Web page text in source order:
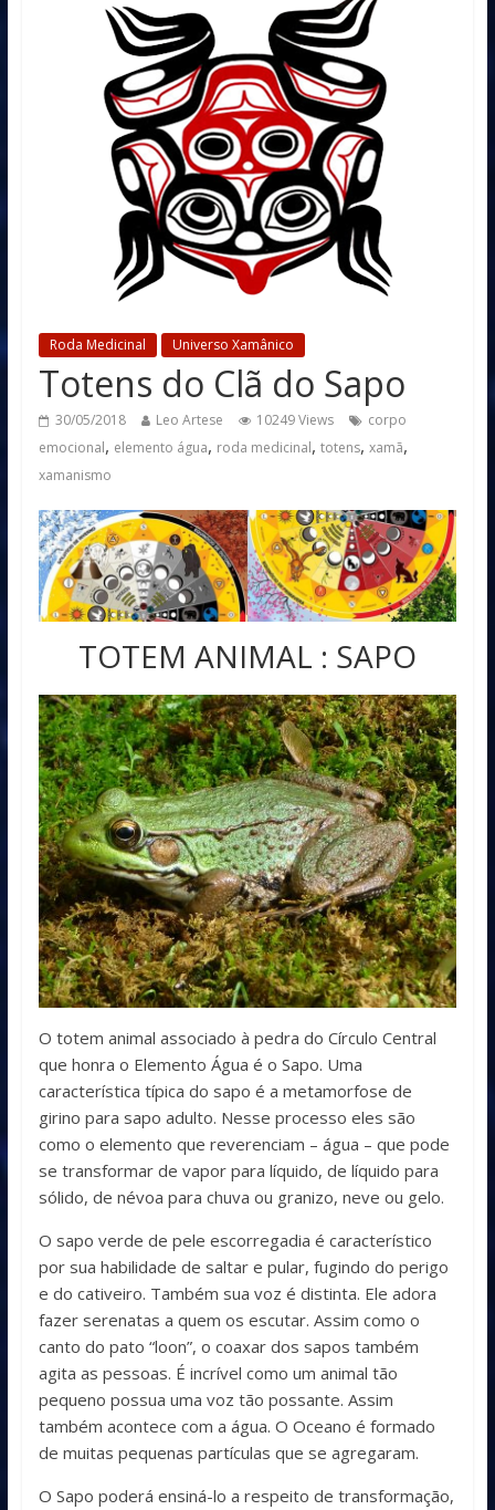
Roda Medicinal Universo Xamânico
Totens do Clã do Sapo
30/05/2018 Leo Artese 10249 Views
corpo
emocional, elemento água, roda medicinal, totens, xamã,
xamanismo
TOTEM ANIMAL : SAPO
O totem animal associado à pedra do Círculo Central
que honra o Elemento Água é o Sapo. Uma
característica típica do sapo é a metamorfose de
girino para sapo adulto. Nesse processo eles são
como o elemento que reverenciam – água – que pode
se transformar de vapor para líquido, de líquido para
sólido, de névoa para chuva ou granizo, neve ou gelo.
O sapo verde de pele escorregadia é característico
por sua habilidade de saltar e pular, fugindo do perigo
e do cativeiro. Também sua voz é distinta. Ele adora
fazer serenatas a quem os escutar. Assim como o
canto do pato “loon”, o coaxar dos sapos também
agita as pessoas. É incrível como um animal tão
pequeno possua uma voz tão possante. Assim
também acontece com a água. O Oceano é formado
de muitas pequenas partículas que se agregaram.
O Sapo poderá ensiná-lo a respeito de transformação,